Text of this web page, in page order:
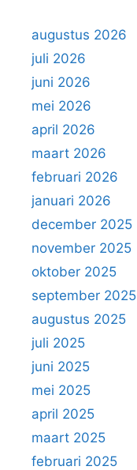
a
r
:
augustus 2026
juli 2026
juni 2026
mei 2026
april 2026
maart 2026
februari 2026
januari 2026
december 2025
november 2025
oktober 2025
september 2025
augustus 2025
juli 2025
juni 2025
mei 2025
april 2025
maart 2025
februari 2025